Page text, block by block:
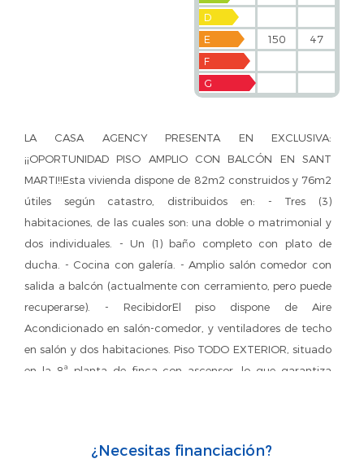
D
E
150
47
F
G
LA CASA AGENCY PRESENTA EN EXCLUSIVA:
¡¡OPORTUNIDAD PISO AMPLIO CON BALCÓN EN SANT
MARTI!!Esta vivienda dispone de 82m2 construidos y 76m2
útiles según catastro, distribuidos en: - Tres (3)
habitaciones, de las cuales son: una doble o matrimonial y
dos individuales. - Un (1) baño completo con plato de
ducha. - Cocina con galería. - Amplio salón comedor con
salida a balcón (actualmente con cerramiento, pero puede
recuperarse). - RecibidorEl piso dispone de Aire
Acondicionado en salón-comedor, y ventiladores de techo
en salón y dos habitaciones. Piso TODO EXTERIOR, situado
en la 8ª planta de finca con ascensor, lo que garantiza
Autobus B24, H10, H12, V29, V31; a tan sólo un minuto a
¿Necesitas financiación?